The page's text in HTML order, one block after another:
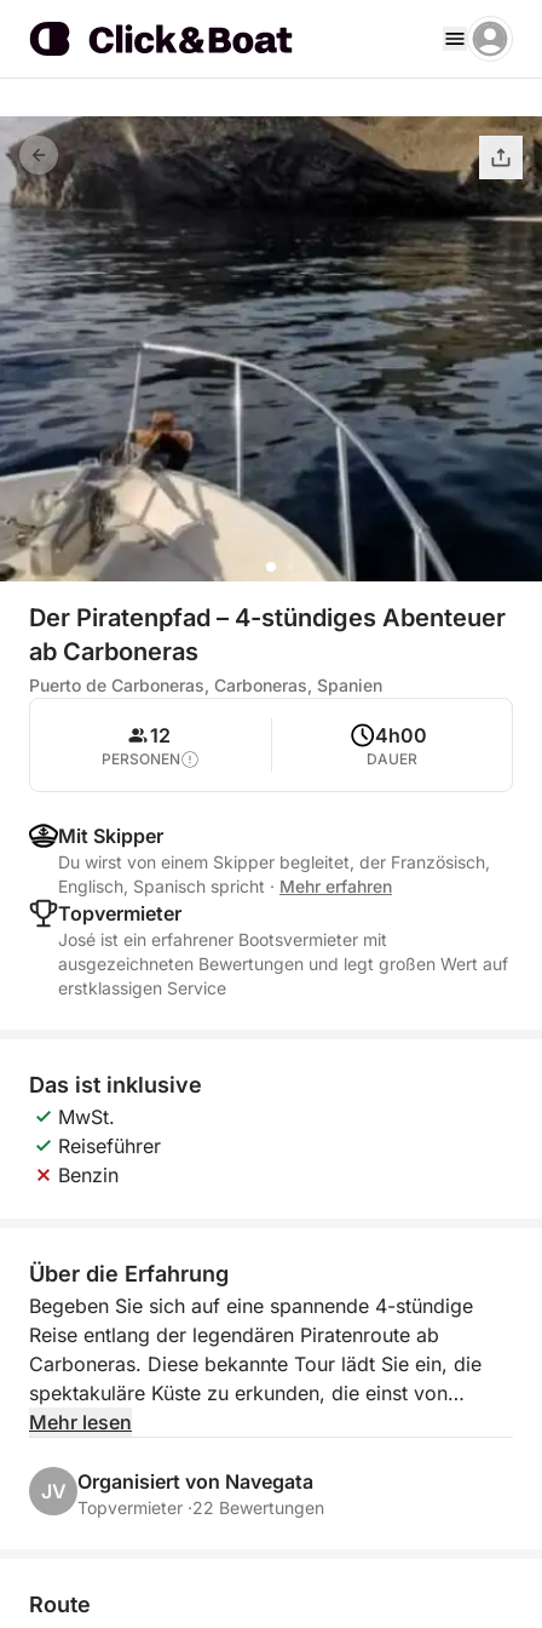
Der Piratenpfad – 4-stündiges Abenteuer
ab Carboneras
Puerto de Carboneras, Carboneras, Spanien
12
PERSONEN
4h00
DAUER
Mit Skipper
Du wirst von einem Skipper begleitet, der Französisch,
Englisch, Spanisch spricht · Mehr erfahren
Topvermieter
José ist ein erfahrener Bootsvermieter mit
ausgezeichneten Bewertungen und legt großen Wert auf
erstklassigen Service
Das ist inklusive
MwSt.
Reiseführer
Benzin
Über die Erfahrung
Begeben Sie sich auf eine spannende 4-stündige
Reise entlang der legendären Piratenroute ab
Carboneras. Diese bekannte Tour lädt Sie ein, die
spektakuläre Küste zu erkunden, die einst von
Piraten heimgesucht wurde und voller versteckter
Naturschönheiten steckt.
ihren waghalsigen Eskapaden, während Sie die
Mehr lesen
JV Organisiert von Navegata
Topvermieter ·22 Bewertungen
Route